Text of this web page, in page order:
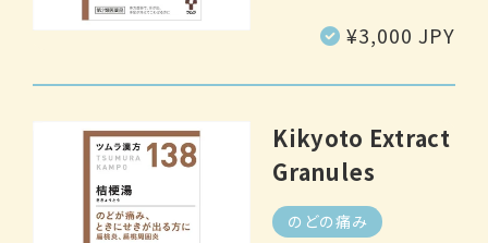
Regular
¥3,000 JPY
Kikyoto Extract
Granules
のどの痛み